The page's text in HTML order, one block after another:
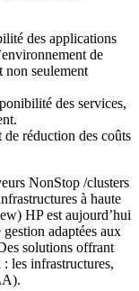
des applications
de
non seulement
des services,
de réduction des coûts
NonStop /clusters
à haute
HP est aujourd’hui
adaptées aux
solutions offrant
les infrastructures,